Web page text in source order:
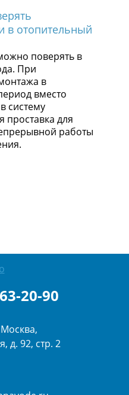
в отопительный
поверять в
При
в
вместо
систему
проставка для
работы
20-90
д. 92, стр. 2